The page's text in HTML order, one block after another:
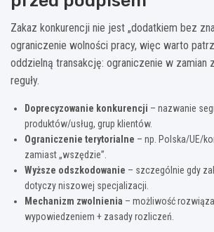
Zakaz konkurencji nie jest „dodatkiem bez
ograniczenie wolności pracy, więc warto
oddzielną transakcję: ograniczenie w zamian
reguły.
Doprecyzowanie konkurencji – nazwanie
produktów/usług, grup klientów.
Ograniczenie terytorialne – np. Polska/UE/
zamiast „wszędzie”.
Wyższe odszkodowanie – szczególnie gdy
dotyczy niszowej specjalizacji.
Mechanizm zwolnienia – możliwość
wypowiedzeniem + zasady rozliczeń.